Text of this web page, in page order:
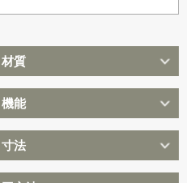
材質
機能
寸法